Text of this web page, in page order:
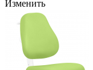
Изменить